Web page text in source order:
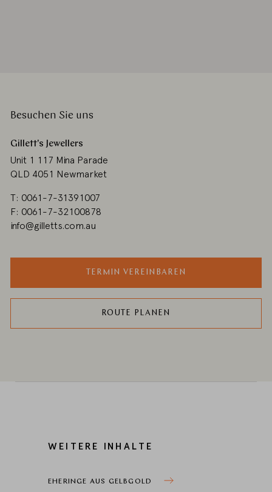
Besuchen Sie uns
Gillett's Jewellers
Unit 1 117 Mina Parade
QLD 4051 Newmarket
T: 0061-7-31391007
F: 0061-7-32100878
info@gilletts.com.au
TERMIN VEREINBAREN
ROUTE PLANEN
WEITERE INHALTE
EHERINGE AUS GELBGOLD